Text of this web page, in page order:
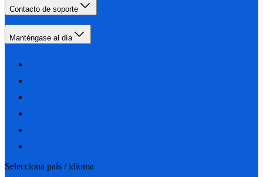
Contacto de soporte
Manténgase al día
Selecciona país / idioma